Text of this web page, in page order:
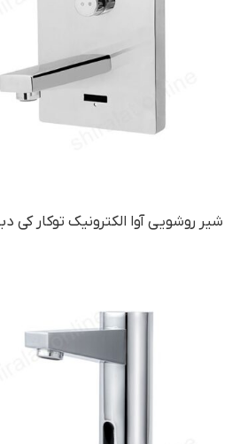
شیر روشویی آوا الکترونیک توکار کی